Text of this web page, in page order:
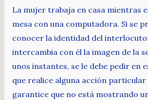
La mujer trabaja en casa mientras
mesa con una computadora. Si se
conocer la identidad del
intercambia con él la imagen de la
unos instantes, se le debe pedir en
que realice alguna acción particular
garantice que no está mostrando